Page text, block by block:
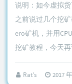
说明：如今虚拟
之前说过几个挖
ero矿机，并用
挖矿教程，今天再
Rat's 2017